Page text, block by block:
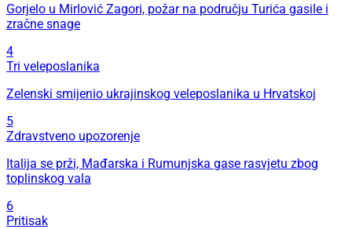
Gorjelo u Mirlović Zagori, požar na području Turića gasile i
zračne snage
4
Tri veleposlanika
Zelenski smijenio ukrajinskog veleposlanika u Hrvatskoj
5
Zdravstveno upozorenje
Italija se prži, Mađarska i Rumunjska gase rasvjetu zbog
toplinskog vala
6
Pritisak